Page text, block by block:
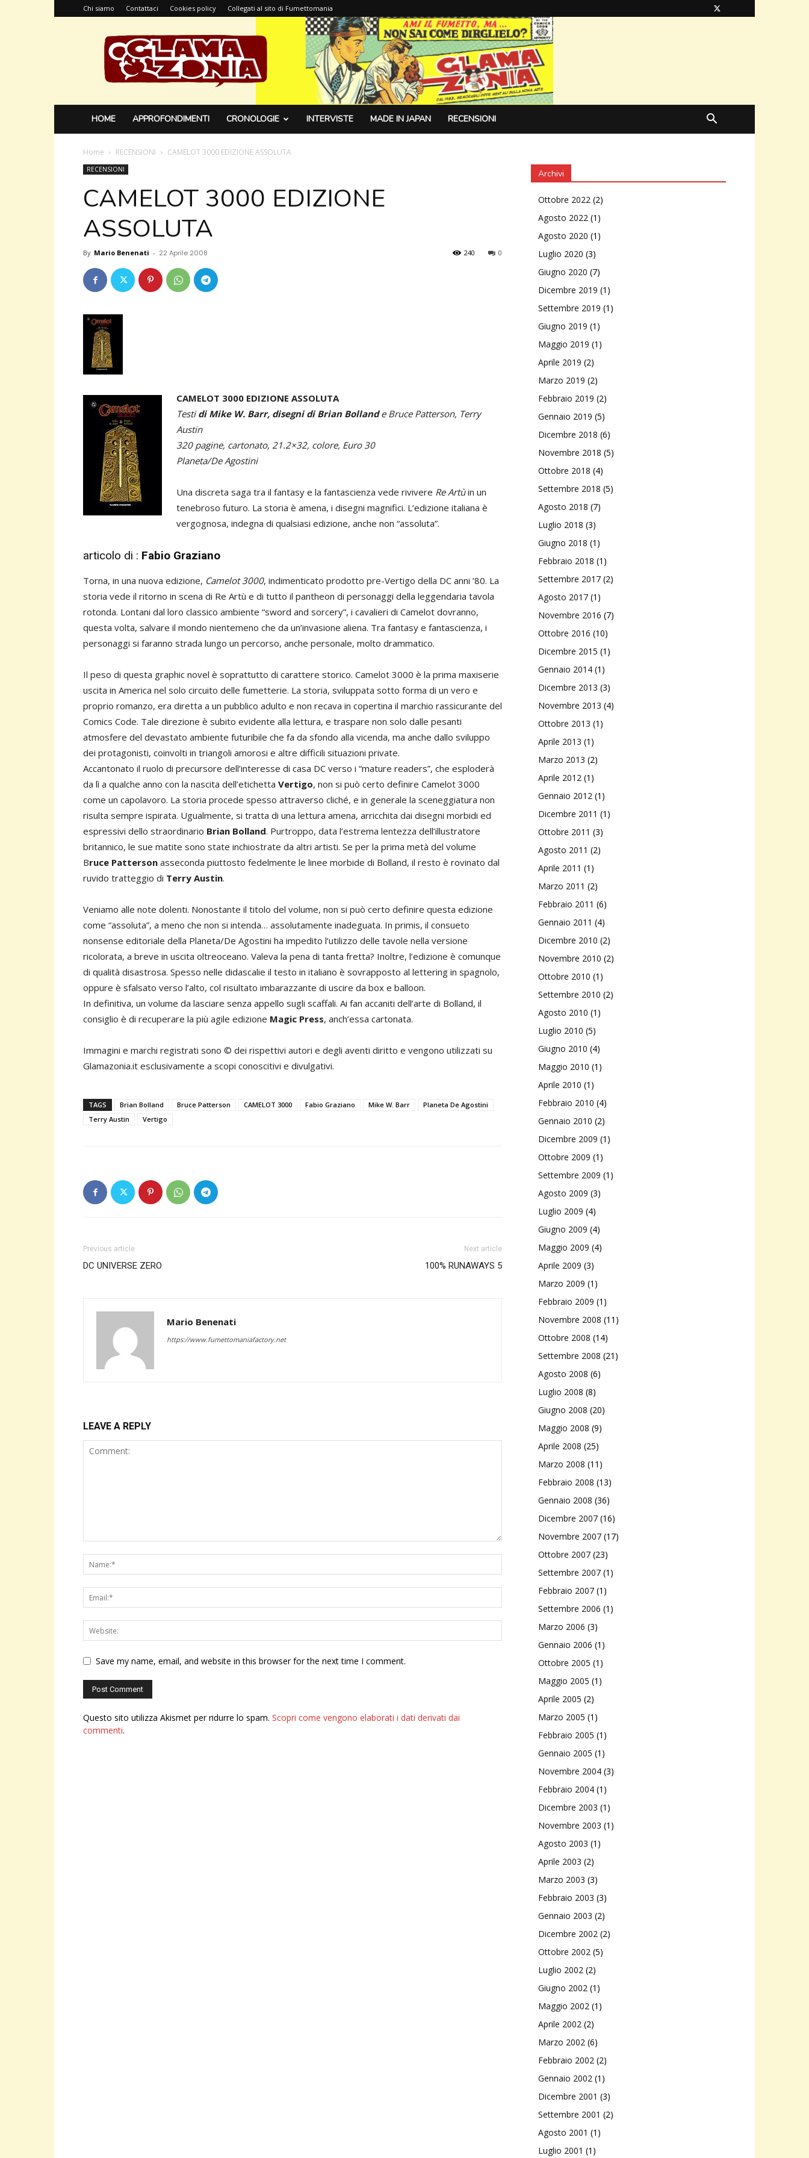
Chi siamo Contattaci Cookies policy Collegati al sito di Fumettomania
Glamazonia,
il
blog
HOME APPROFONDIMENTI CRONOLOGIE INTERVISTE MADE IN JAPAN RECENSIONI
Home RECENSIONI CAMELOT 3000 EDIZIONE ASSOLUTA
RECENSIONI
CAMELOT 3000 EDIZIONE
ASSOLUTA
By Mario Benenati - 22 Aprile 2008 0
240
CAMELOT 3000 EDIZIONE ASSOLUTA
Testidi Mike W. Barr, disegni di Brian Bollande Bruce Patterson, Terry
Austin
320 pagine, cartonato, 21.2×32, colore, Euro 30
Planeta/De Agostini
Una discreta saga tra il fantasy e la fantascienza vede rivivere Re Artùin un
tenebroso futuro. La storia è amena, i disegni magnifici. L’edizione italiana è
vergognosa, indegna di qualsiasi edizione, anche non “assoluta”.
articolo di : Fabio Graziano
Torna, in una nuova edizione, Camelot 3000, indimenticato prodotto pre-Vertigo della DC anni ’80. La
storia vede il ritorno in scena di Re Artù e di tutto il pantheon di personaggi della leggendaria tavola
rotonda. Lontani dal loro classico ambiente “sword and sorcery”, i cavalieri di Camelot dovranno,
questa volta, salvare il mondo nientemeno che da un’invasione aliena. Tra fantasy e fantascienza, i
personaggi si faranno strada lungo un percorso, anche personale, molto drammatico.
Il peso di questa graphic novel è soprattutto di carattere storico. Camelot 3000 è la prima maxiserie
uscita in America nel solo circuito delle fumetterie. La storia, sviluppata sotto forma di un vero e
proprio romanzo, era diretta a un pubblico adulto e non recava in copertina il marchio rassicurante del
Comics Code. Tale direzione è subito evidente alla lettura, e traspare non solo dalle pesanti
atmosfere del devastato ambiente futuribile che fa da sfondo alla vicenda, ma anche dallo sviluppo
dei protagonisti, coinvolti in triangoli amorosi e altre difficili situazioni private.
Accantonato il ruolo di precursore dell’interesse di casa DC verso i “mature readers”, che esploderà
da lì a qualche anno con la nascita dell’etichetta Vertigo, non si può certo definire Camelot 3000
come un capolavoro. La storia procede spesso attraverso cliché, e in generale la sceneggiatura non
risulta sempre ispirata. Ugualmente, si tratta di una lettura amena, arricchita dai disegni morbidi ed
espressivi dello straordinario Brian Bolland. Purtroppo, data l’estrema lentezza dell’illustratore
britannico, le sue matite sono state inchiostrate da altri artisti. Se per la prima metà del volume
Bruce Patterson asseconda piuttosto fedelmente le linee morbide di Bolland, il resto è rovinato dal
ruvido tratteggio di Terry Austin.
Veniamo alle note dolenti. Nonostante il titolo del volume, non si può certo definire questa edizione
come “assoluta”, a meno che non si intenda… assolutamente inadeguata. In primis, il consueto
nonsense editoriale della Planeta/De Agostini ha impedito l’utilizzo delle tavole nella versione
ricolorata, a breve in uscita oltreoceano. Valeva la pena di tanta fretta? Inoltre, l’edizione è comunque
di qualità disastrosa. Spesso nelle didascalie il testo in italiano è sovrapposto al lettering in spagnolo,
oppure è sfalsato verso l’alto, col risultato imbarazzante di uscire da box e balloon.
In definitiva, un volume da lasciare senza appello sugli scaffali. Ai fan accaniti dell’arte di Bolland, il
consiglio è di recuperare la più agile edizione Magic Press, anch’essa cartonata.
Immagini e marchi registrati sono © dei rispettivi autori e degli aventi diritto e vengono utilizzati su
Glamazonia.it esclusivamente a scopi conoscitivi e divulgativi.
TAGS Brian Bolland Bruce Patterson CAMELOT 3000 Fabio Graziano Mike W. Barr
Planeta De Agostini
Terry Austin
Vertigo
Previous article
DC UNIVERSE ZERO
Next article
100% RUNAWAYS 5
Mario Benenati
https://www.fumettomaniafactory.net
LEAVE A REPLY
Save my name, email, and website in this browser for the next time I comment.
Questo sito utilizza Akismet per ridurre lo spam. Scopri come vengono elaborati i dati derivati dai
commenti.
Archivi
Ottobre 2022 (2)
Agosto 2022 (1)
Agosto 2020 (1)
Luglio 2020 (3)
Giugno 2020 (7)
Dicembre 2019 (1)
Settembre 2019 (1)
Giugno 2019 (1)
Maggio 2019 (1)
Aprile 2019 (2)
Marzo 2019 (2)
Febbraio 2019 (2)
Gennaio 2019 (5)
Dicembre 2018 (6)
Novembre 2018 (5)
Ottobre 2018 (4)
Settembre 2018 (5)
Agosto 2018 (7)
Luglio 2018 (3)
Giugno 2018 (1)
Febbraio 2018 (1)
Settembre 2017 (2)
Agosto 2017 (1)
Novembre 2016 (7)
Ottobre 2016 (10)
Dicembre 2015 (1)
Gennaio 2014 (1)
Dicembre 2013 (3)
Novembre 2013 (4)
Ottobre 2013 (1)
Aprile 2013 (1)
Marzo 2013 (2)
Aprile 2012 (1)
Gennaio 2012 (1)
Dicembre 2011 (1)
Ottobre 2011 (3)
Agosto 2011 (2)
Aprile 2011 (1)
Marzo 2011 (2)
Febbraio 2011 (6)
Gennaio 2011 (4)
Dicembre 2010 (2)
Novembre 2010 (2)
Ottobre 2010 (1)
Settembre 2010 (2)
Agosto 2010 (1)
Luglio 2010 (5)
Giugno 2010 (4)
Maggio 2010 (1)
Aprile 2010 (1)
Febbraio 2010 (4)
Gennaio 2010 (2)
Dicembre 2009 (1)
Ottobre 2009 (1)
Settembre 2009 (1)
Agosto 2009 (3)
Luglio 2009 (4)
Giugno 2009 (4)
Maggio 2009 (4)
Aprile 2009 (3)
Marzo 2009 (1)
Febbraio 2009 (1)
Novembre 2008 (11)
Ottobre 2008 (14)
Settembre 2008 (21)
Agosto 2008 (6)
Luglio 2008 (8)
Giugno 2008 (20)
Maggio 2008 (9)
Aprile 2008 (25)
Marzo 2008 (11)
Febbraio 2008 (13)
Gennaio 2008 (36)
Dicembre 2007 (16)
Novembre 2007 (17)
Ottobre 2007 (23)
Settembre 2007 (1)
Febbraio 2007 (1)
Settembre 2006 (1)
Marzo 2006 (3)
Gennaio 2006 (1)
Ottobre 2005 (1)
Maggio 2005 (1)
Aprile 2005 (2)
Marzo 2005 (1)
Febbraio 2005 (1)
Gennaio 2005 (1)
Novembre 2004 (3)
Febbraio 2004 (1)
Dicembre 2003 (1)
Novembre 2003 (1)
Agosto 2003 (1)
Aprile 2003 (2)
Marzo 2003 (3)
Febbraio 2003 (3)
Gennaio 2003 (2)
Dicembre 2002 (2)
Ottobre 2002 (5)
Luglio 2002 (2)
Giugno 2002 (1)
Maggio 2002 (1)
Aprile 2002 (2)
Marzo 2002 (6)
Febbraio 2002 (2)
Gennaio 2002 (1)
Dicembre 2001 (3)
Settembre 2001 (2)
Agosto 2001 (1)
Luglio 2001 (1)